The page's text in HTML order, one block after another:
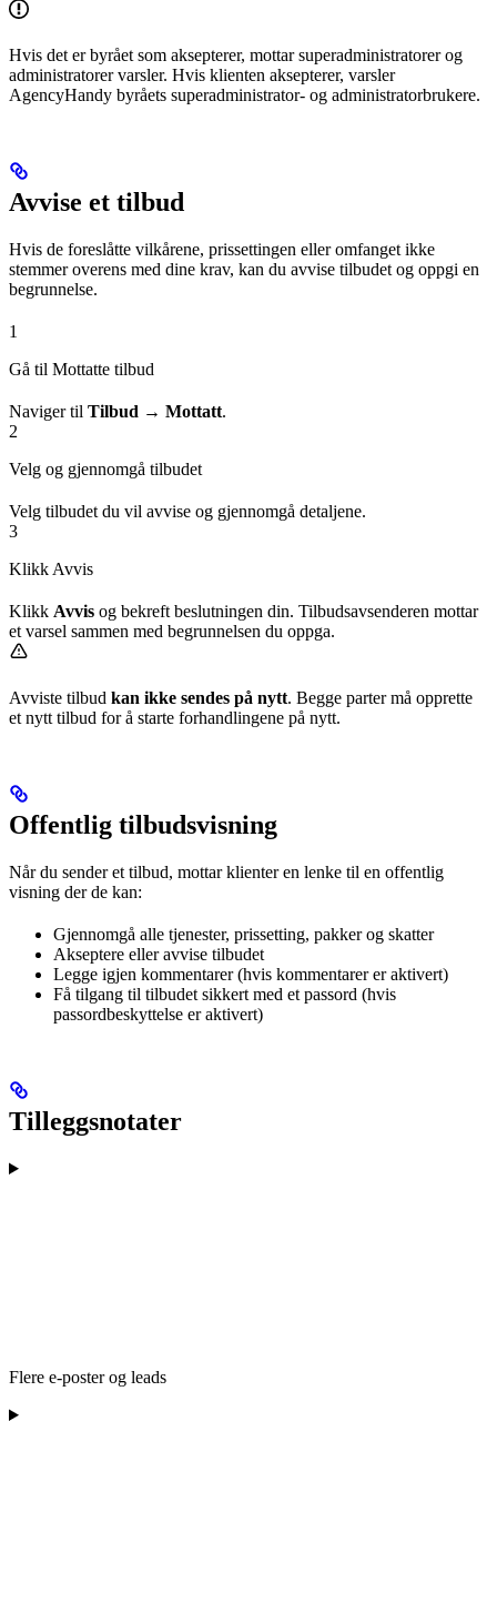
Hvis det er byrået som aksepterer, mottar superadministratorer og
administratorer varsler. Hvis klienten aksepterer, varsler
AgencyHandy byråets superadministrator- og administratorbrukere.
Avvise et tilbud
Hvis de foreslåtte vilkårene, prissettingen eller omfanget ikke
stemmer overens med dine krav, kan du avvise tilbudet og oppgi en
begrunnelse.
1
Gå til Mottatte tilbud
Naviger til Tilbud → Mottatt.
2
Velg og gjennomgå tilbudet
Velg tilbudet du vil avvise og gjennomgå detaljene.
3
Klikk Avvis
Klikk Avvis og bekreft beslutningen din. Tilbudsavsenderen mottar
et varsel sammen med begrunnelsen du oppga.
Avviste tilbud kan ikke sendes på nytt. Begge parter må opprette
et nytt tilbud for å starte forhandlingene på nytt.
Offentlig tilbudsvisning
Når du sender et tilbud, mottar klienter en lenke til en offentlig
visning der de kan:
Gjennomgå alle tjenester, prissetting, pakker og skatter
Akseptere eller avvise tilbudet
Legge igjen kommentarer (hvis kommentarer er aktivert)
Få tilgang til tilbudet sikkert med et passord (hvis
passordbeskyttelse er aktivert)
Tilleggsnotater
Flere e-poster og leads